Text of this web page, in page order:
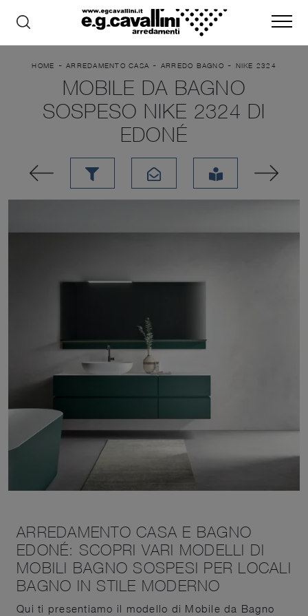
HOME - ARREDAMENTO CASA - ARREDO BAGNO - NIKE 2324
MOBILE DA BAGNO
SOSPESO NIKE 2324 DI
EDONÉ
ARREDAMENTO CASA E BAGNO
EDONÉ: SCOPRI VARI MODELLI DI
MOBILI BAGNO SOSPESI PER LOCALI
BAGNO IN STILE MODERNO
Qui ti presentiamo il modello di Mobile da Bagno